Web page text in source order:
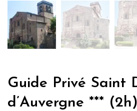
Guide Privé Saint
d’Auvergne *** (2h)